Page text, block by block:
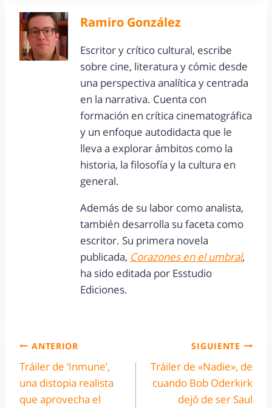
Ramiro González
Escritor y crítico cultural, escribe
sobre cine, literatura y cómic desde
una perspectiva analítica y centrada
en la narrativa. Cuenta con
formación en crítica cinematográfica
y un enfoque autodidacta que le
lleva a explorar ámbitos como la
historia, la filosofía y la cultura en
general.
Además de su labor como analista,
también desarrolla su faceta como
escritor. Su primera novela
publicada, Corazones en el umbral,
ha sido editada por Esstudio
Ediciones.
ANTERIOR
Tráiler de ‘Inmune’,
una distopia realista
que aprovecha el
SIGUIENTE
Tráiler de «Nadie», de
cuando Bob Oderkirk
dejó de ser Saul